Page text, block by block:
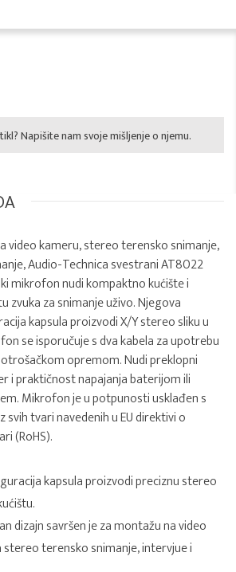
Napišite nam svoje mišljenje o njemu.
video kameru, stereo terensko snimanje,
Audio-Technica svestrani AT8022
mikrofon nudi kompaktno kućište i
zvuka za snimanje uživo. Njegova
kapsula proizvodi X/Y stereo sliku u
se isporučuje s dva kabela za upotrebu
opremom. Nudi preklopni
i praktičnost napajanja baterijom ili
Mikrofon je u potpunosti usklađen s
svih tvari navedenih u EU direktivi o
(RoHS).
kapsula proizvodi preciznu stereo
dizajn savršen je za montažu na video
stereo terensko snimanje, intervjue i